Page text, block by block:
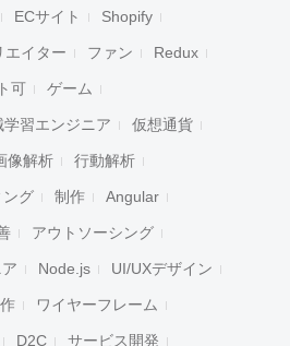
ECサイト Shopify
エイター ファン Redux
可 ゲーム
学習エンジニア 仮想通貨
像解析 行動解析
ング 制作 Angular
アウトソーシング
Node.js UI/UXデザイン
ワイヤーフレーム
D2C サービス開発